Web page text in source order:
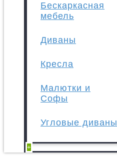
Бескаркасная
мебель
Диваны
Кресла
Малютки и
Софы
Угловые диваны
+